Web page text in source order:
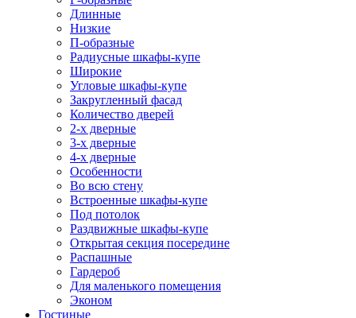
Длинные
Низкие
П-образные
Радиусные шкафы-купе
Широкие
Угловые шкафы-купе
Закругленный фасад
Количество дверей
2-х дверные
3-х дверные
4-х дверные
Особенности
Во всю стену
Встроенные шкафы-купе
Под потолок
Раздвижные шкафы-купе
Открытая секция посередине
Распашные
Гардероб
Для маленького помещения
Эконом
Гостиные